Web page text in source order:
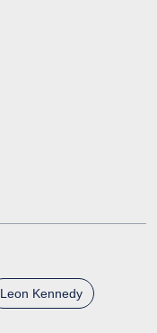
Leon Kennedy